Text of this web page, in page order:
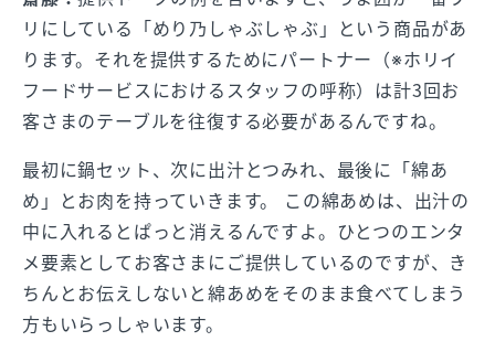
リにしている「めり乃しゃぶしゃぶ」という商品があ
ります。それを提供するためにパートナー（※ホリイ
フードサービスにおけるスタッフの呼称）は計3回お
客さまのテーブルを往復する必要があるんですね。
最初に鍋セット、次に出汁とつみれ、最後に「綿あ
め」とお肉を持っていきます。 この綿あめは、出汁の
中に入れるとぱっと消えるんですよ。ひとつのエンタ
メ要素としてお客さまにご提供しているのですが、き
ちんとお伝えしないと綿あめをそのまま食べてしまう
方もいらっしゃいます。